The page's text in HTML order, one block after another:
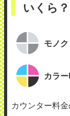
いくら？
モノ
カラ
カウンター料